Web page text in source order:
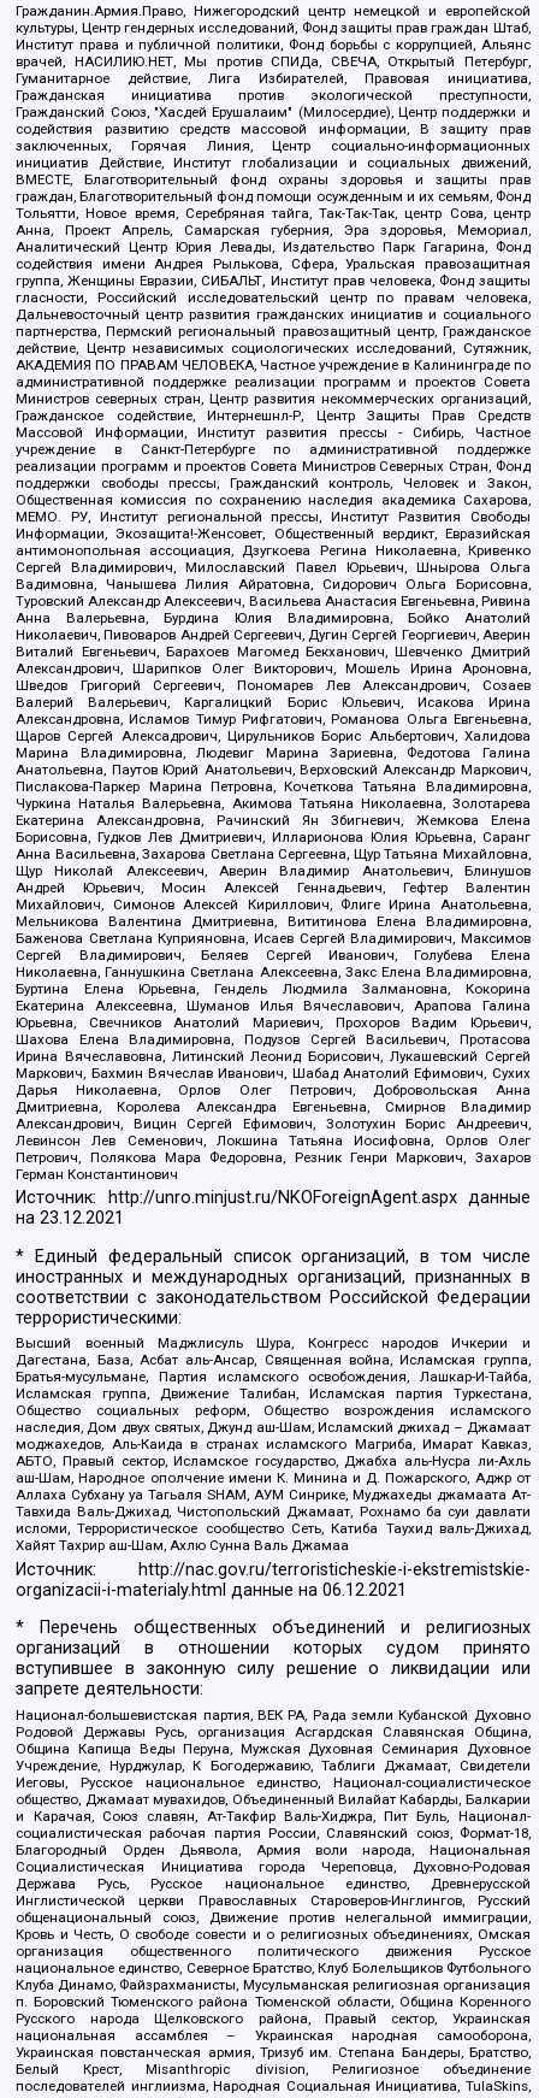
Гражданин.Армия.Право, Нижегородский центр немецкой и европейской
культуры, Центр гендерных исследований, Фонд защиты прав граждан Штаб,
Институт права и публичной политики, Фонд борьбы с коррупцией, Альянс
врачей, НАСИЛИЮ.НЕТ, Мы против СПИДа, СВЕЧА, Открытый Петербург,
Гуманитарное действие, Лига Избирателей, Правовая инициатива,
Гражданская инициатива против экологической преступности,
Гражданский Союз, "Хасдей Ерушалаим" (Милосердие), Центр поддержки и
содействия развитию средств массовой информации, В защиту прав
заключенных, Горячая Линия, Центр социально-информационных
инициатив Действие, Институт глобализации и социальных движений,
ВМЕСТЕ, Благотворительный фонд охраны здоровья и защиты прав
граждан, Благотворительный фонд помощи осужденным и их семьям, Фонд
Тольятти, Новое время, Серебряная тайга, Так-Так-Так, центр Сова, центр
Анна, Проект Апрель, Самарская губерния, Эра здоровья, Мемориал,
Аналитический Центр Юрия Левады, Издательство Парк Гагарина, Фонд
содействия имени Андрея Рылькова, Сфера, Уральская правозащитная
группа, Женщины Евразии, СИБАЛЬТ, Институт прав человека, Фонд защиты
гласности, Российский исследовательский центр по правам человека,
Дальневосточный центр развития гражданских инициатив и социального
партнерства, Пермский региональный правозащитный центр, Гражданское
действие, Центр независимых социологических исследований, Сутяжник,
АКАДЕМИЯ ПО ПРАВАМ ЧЕЛОВЕКА, Частное учреждение в Калининграде по
административной поддержке реализации программ и проектов Совета
Министров северных стран, Центр развития некоммерческих организаций,
Гражданское содействие, Интернешнл-Р, Центр Защиты Прав Средств
Массовой Информации, Институт развития прессы - Сибирь, Частное
учреждение в Санкт-Петербурге по административной поддержке
реализации программ и проектов Совета Министров Северных Стран, Фонд
поддержки свободы прессы, Гражданский контроль, Человек и Закон,
Общественная комиссия по сохранению наследия академика Сахарова,
МЕМО. РУ, Институт региональной прессы, Институт Развития Свободы
Информации, Экозащита!-Женсовет, Общественный вердикт, Евразийская
антимонопольная ассоциация, Дзугкоева Регина Николаевна, Кривенко
Сергей Владимирович, Милославский Павел Юрьевич, Шнырова Ольга
Вадимовна, Чанышева Лилия Айратовна, Сидорович Ольга Борисовна,
Туровский Александр Алексеевич, Васильева Анастасия Евгеньевна, Ривина
Анна Валерьевна, Бурдина Юлия Владимировна, Бойко Анатолий
Николаевич, Пивоваров Андрей Сергеевич, Дугин Сергей Георгиевич, Аверин
Виталий Евгеньевич, Барахоев Магомед Бекханович, Шевченко Дмитрий
Александрович, Шарипков Олег Викторович, Мошель Ирина Ароновна,
Шведов Григорий Сергеевич, Пономарев Лев Александрович, Созаев
Валерий Валерьевич, Каргалицкий Борис Юльевич, Исакова Ирина
Александровна, Исламов Тимур Рифгатович, Романова Ольга Евгеньевна,
Щаров Сергей Алексадрович, Цирульников Борис Альбертович, Халидова
Марина Владимировна, Людевиг Марина Зариевна, Федотова Галина
Анатольевна, Паутов Юрий Анатольевич, Верховский Александр Маркович,
Пислакова-Паркер Марина Петровна, Кочеткова Татьяна Владимировна,
Чуркина Наталья Валерьевна, Акимова Татьяна Николаевна, Золотарева
Екатерина Александровна, Рачинский Ян Збигневич, Жемкова Елена
Борисовна, Гудков Лев Дмитриевич, Илларионова Юлия Юрьевна, Саранг
Анна Васильевна, Захарова Светлана Сергеевна, Щур Татьяна Михайловна,
Щур Николай Алексеевич, Аверин Владимир Анатольевич, Блинушов
Андрей Юрьевич, Мосин Алексей Геннадьевич, Гефтер Валентин
Михайлович, Симонов Алексей Кириллович, Флиге Ирина Анатольевна,
Мельникова Валентина Дмитриевна, Вититинова Елена Владимировна,
Баженова Светлана Куприяновна, Исаев Сергей Владимирович, Максимов
Сергей Владимирович, Беляев Сергей Иванович, Голубева Елена
Николаевна, Ганнушкина Светлана Алексеевна, Закс Елена Владимировна,
Буртина Елена Юрьевна, Гендель Людмила Залмановна, Кокорина
Екатерина Алексеевна, Шуманов Илья Вячеславович, Арапова Галина
Юрьевна, Свечников Анатолий Мариевич, Прохоров Вадим Юрьевич,
Шахова Елена Владимировна, Подузов Сергей Васильевич, Протасова
Ирина Вячеславовна, Литинский Леонид Борисович, Лукашевский Сергей
Маркович, Бахмин Вячеслав Иванович, Шабад Анатолий Ефимович, Сухих
Дарья Николаевна, Орлов Олег Петрович, Добровольская Анна
Дмитриевна, Королева Александра Евгеньевна, Смирнов Владимир
Александрович, Вицин Сергей Ефимович, Золотухин Борис Андреевич,
Левинсон Лев Семенович, Локшина Татьяна Иосифовна, Орлов Олег
Петрович, Полякова Мара Федоровна, Резник Генри Маркович, Захаров
Герман Константинович
Источник: http://unro.minjust.ru/NKOForeignAgent.aspxданные
на23.12.2021
* Единый федеральный список организаций, в том числе
иностранных и международных организаций, признанных в
соответствии с законодательством Российской Федерации
террористическими:
Высший военный Маджлисуль Шура, Конгресс народов Ичкерии и
Дагестана, База, Асбат аль-Ансар, Священная война, Исламская группа,
Братья-мусульмане, Партия исламского освобождения, Лашкар-И-Тайба,
Исламская группа, Движение Талибан, Исламская партия Туркестана,
Общество социальных реформ, Общество возрождения исламского
наследия, Дом двух святых, Джунд аш-Шам, Исламский джихад – Джамаат
моджахедов, Аль-Каида в странах исламского Магриба, Имарат Кавказ,
АБТО, Правый сектор, Исламское государство, Джабха аль-Нусра ли-Ахль
аш-Шам, Народное ополчение имени К. Минина и Д. Пожарского, Аджр от
Аллаха Субхану уа Тагьаля SHAM, АУМ Синрике, Муджахеды джамаата Ат-
Тавхида Валь-Джихад, Чистопольский Джамаат, Рохнамо ба суи давлати
исломи, Террористическое сообщество Сеть, Катиба Таухид валь-Джихад,
Хайят Тахрир аш-Шам, Ахлю Сунна Валь Джамаа
Источник:
http://nac.gov.ru/terroristicheskie-i-ekstremistskie-
organizacii-i-materialy.html данные на06.12.2021
* Перечень общественных объединений и религиозных
организаций в отношении которых судом принято
вступившее в законную силу решение о ликвидации или
запрете деятельности:
Национал-большевистская партия, ВЕК РА, Рада земли Кубанской Духовно
Родовой Державы Русь, организация Асгардская Славянская Община,
Община Капища Веды Перуна, Мужская Духовная Семинария Духовное
Учреждение, Нурджулар, К Богодержавию, Таблиги Джамаат, Свидетели
Иеговы, Русское национальное единство, Национал-социалистическое
общество, Джамаат мувахидов, Объединенный Вилайат Кабарды, Балкарии
и Карачая, Союз славян, Ат-Такфир Валь-Хиджра, Пит Буль, Национал-
социалистическая рабочая партия России, Славянский союз, Формат-18,
Благородный Орден Дьявола, Армия воли народа, Национальная
Социалистическая Инициатива города Череповца, Духовно-Родовая
Держава Русь, Русское национальное единство, Древнерусской
Инглистической церкви Православных Староверов-Инглингов, Русский
общенациональный союз, Движение против нелегальной иммиграции,
Кровь и Честь, О свободе совести и о религиозных объединениях, Омская
организация общественного политического движения Русское
национальное единство, Северное Братство, Клуб Болельщиков Футбольного
Клуба Динамо, Файзрахманисты, Мусульманская религиозная организация
п. Боровский Тюменского района Тюменской области, Община Коренного
Русского народа Щелковского района, Правый сектор, Украинская
национальная ассамблея – Украинская народная самооборона,
Украинская повстанческая армия, Тризуб им. Степана Бандеры, Братство,
Белый Крест, Misanthropic division, Религиозное объединение
последователей инглиизма, Народная Социальная Инициатива, TulaSkins,